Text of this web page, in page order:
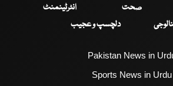
صحت
انٹرٹینمنٹ
دلچسپ و عجیب
Pakistan News in
Sports News in Urdu